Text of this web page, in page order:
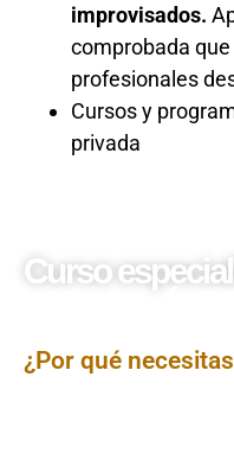
improvisados.
comprobada
profesionales
Cursos y
privada
Curso
¿Por qué